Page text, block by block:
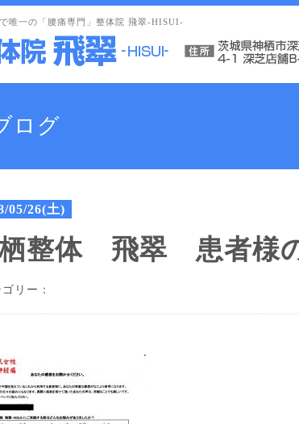
唯一の「腰痛専門」整体院 飛翠-HISUI-
ログ
05/26(土)
整体 飛翠 患者様
リー：